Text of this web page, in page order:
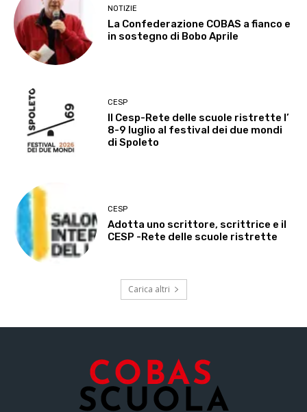
NOTIZIE
La Confederazione COBAS a fianco e
in sostegno di Bobo Aprile
CESP
Il Cesp-Rete delle scuole ristrette l’
8-9 luglio al festival dei due mondi
di Spoleto
CESP
Adotta uno scrittore, scrittrice e il
CESP -Rete delle scuole ristrette
Carica altri